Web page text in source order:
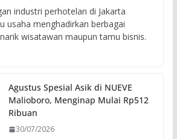
industri perhotelan di Jakarta
usaha menghadirkan berbagai
wisatawan maupun tamu bisnis.
Agustus Spesial Asik di NUEVE
Malioboro, Menginap Mulai Rp512
Ribuan
30/07/2026